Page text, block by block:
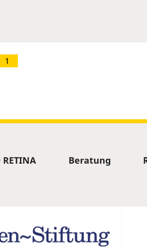
1
RETINA Beratung